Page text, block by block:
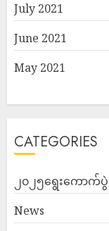
July 2021
June 2021
May 2021
CATEGORIES
၂၀၂၅ရွေးကောက်ပွဲ
News